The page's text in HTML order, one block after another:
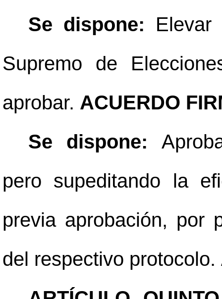
Se dispone: Elevar
Supremo de
aprobar. ACUERDO
Se dispone:
pero supeditando la
previa aprobación, por
del respectivo protocolo.